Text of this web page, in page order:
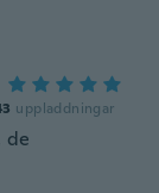
uppladdningar
de